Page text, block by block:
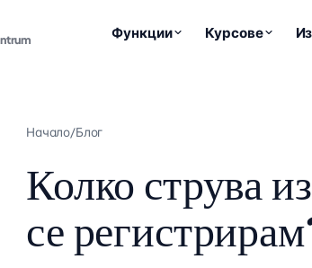
Функции Курсове
Начало/Блог
Колко струва
се